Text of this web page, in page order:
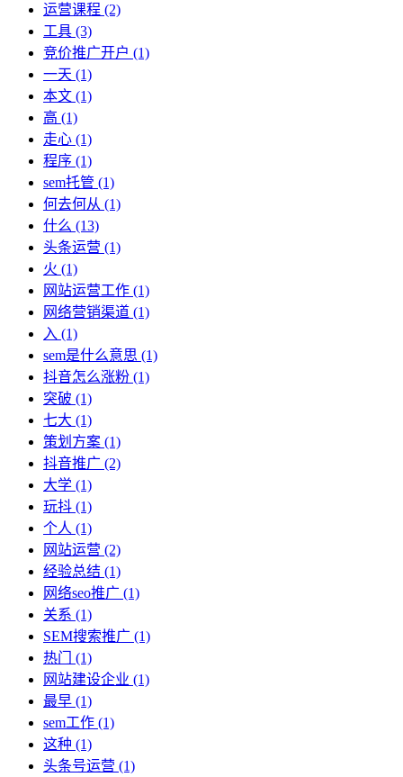
运营课程 (2)
工具 (3)
竞价推广开户 (1)
一天 (1)
本文 (1)
高 (1)
走心 (1)
程序 (1)
sem托管 (1)
何去何从 (1)
什么 (13)
头条运营 (1)
火 (1)
网站运营工作 (1)
网络营销渠道 (1)
入 (1)
sem是什么意思 (1)
抖音怎么涨粉 (1)
突破 (1)
七大 (1)
策划方案 (1)
抖音推广 (2)
大学 (1)
玩抖 (1)
个人 (1)
网站运营 (2)
经验总结 (1)
网络seo推广 (1)
关系 (1)
SEM搜索推广 (1)
热门
(1)
网站建设企业 (1)
最早 (1)
sem工作 (1)
这种 (1)
头条号运营 (1)